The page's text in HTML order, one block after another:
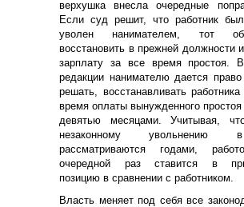
верхушка внесла очередные
Если суд решит, что работник был
уволен нанимателем, тот
восстановить в прежней должности
зарплату за все время простоя.
редакции нанимателю дается
решать, восстанавливать
время оплаты вынужденного простоя
девятью месяцами. Учитывая,
незаконному увольнению
рассматриваются годами,
очередной раз ставится в
позицию в сравнении с работником.
Власть меняет под себя все